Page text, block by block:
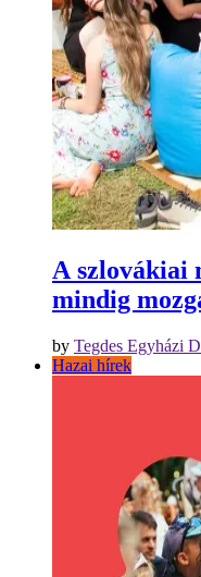
A szlovákiai
mindig
by Tegdes Egyházi
Hazai hírek